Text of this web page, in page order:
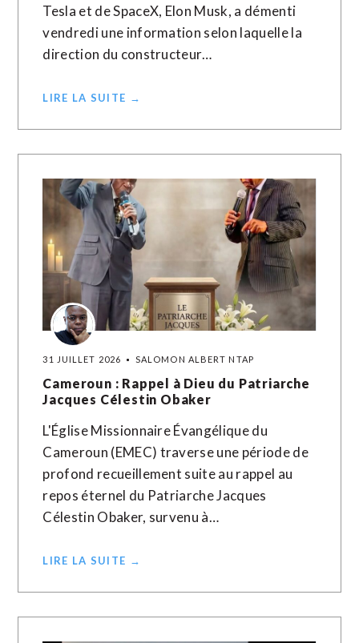
Tesla et de SpaceX, Elon Musk, a démenti
vendredi une information selon laquelle la
direction du constructeur…
LIRE LA SUITE →
31 JUILLET 2026 SALOMON ALBERT NTAP
Cameroun : Rappel à Dieu du Patriarche
Jacques Célestin Obaker
L'Église Missionnaire Évangélique du
Cameroun (EMEC) traverse une période de
profond recueillement suite au rappel au
repos éternel du Patriarche Jacques
Célestin Obaker, survenu à…
LIRE LA SUITE →